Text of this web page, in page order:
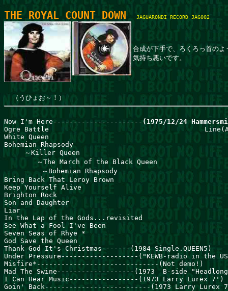
THE ROYAL COUNT DOWN JAGUARONDI RECORD JAG002
合成が下手で、ろくろっ首のよ
気持ち悪いです。
（うひょお～！）
Now I'm Here----------------------(1975/12/24
Ogre Battle
White Queen
Bohemian Rhapsody
     ～Killer Queen
        ～The March of the Black Queen
～Bohemian Rhapsody
Bring Back That Leroy Brown
Keep Yourself Alive
Brighton Rock
Son and Daughter
Liar
In the Lap of the Gods...revisited
See What a Fool I've Been
Seven Seas of Rhye *
God Save the Queen
Thank God It's Christmas-------(1984 Single.QUEEN5)
Under Pressure-------------------("KEWB-radio in the
Misfire*------------------------------(Not demo!)
Mad The Swine-------------------(1973  B-side
I Can Hear Music-----------------(1973 Larry Lurex 7')
Goin' Back--------------------------(1973 Larry Lurex